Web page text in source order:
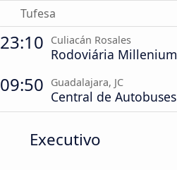
Tufesa
23:10 Culiacán Rosales
Rodoviária Millenium
09:50 Guadalajara, JC
Central de Autobuses
Executivo